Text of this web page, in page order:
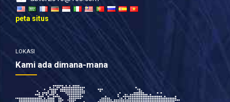
peta situs
LOKASI
Kami ada dimana-mana